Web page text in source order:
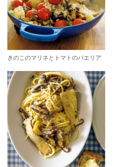
きのこのマリネとトマトのパエリア